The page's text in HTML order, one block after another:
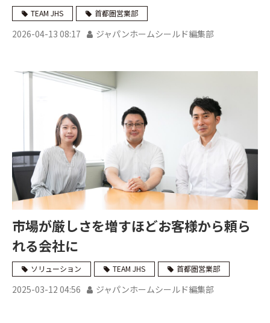
TEAM JHS 首都圏営業部
2026-04-13 08:17 ジャパンホームシールド編集部
市場が厳しさを増すほどお客様から頼ら
れる会社に
ソリューション TEAM JHS 首都圏営業部
2025-03-12 04:56 ジャパンホームシールド編集部